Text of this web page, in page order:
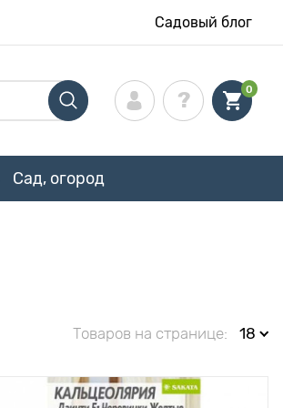
Садовый блог
0
Сад, огород
Товаров на странице: 18